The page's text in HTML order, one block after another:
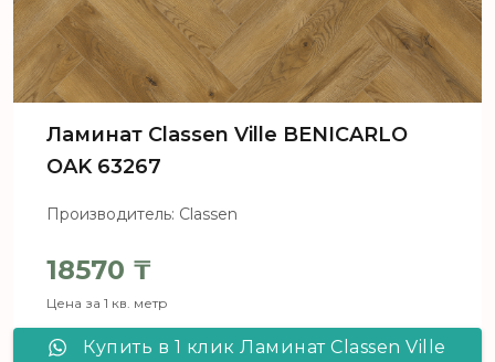
Ламинат Classen Ville BENICARLO
OAK 63267
Производитель: Classen
18570 ₸
Цена за 1 кв. метр
Купить в 1 клик Ламинат Classen Ville